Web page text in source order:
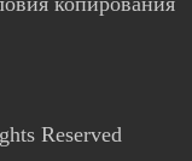
Reserved